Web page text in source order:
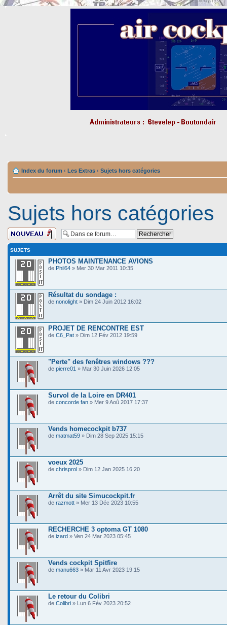
Index du forum ‹ Les Extras ‹ Sujets hors catégories
Sujets hors catégories
Ecrire un nouveau
sujet
SUJETS
PHOTOS MAINTENANCE AVIONS
de Phil64 » Mer 30 Mar 2011 10:35
Résultat du sondage :
de nonolight » Dim 24 Juin 2012 16:02
PROJET DE RENCONTRE EST
de C6_Pat » Dim 12 Fév 2012 19:59
"Perte" des fenêtres windows ???
de pierre01 » Mar 30 Juin 2026 12:05
Survol de la Loire en DR401
de concorde fan » Mer 9 Aoû 2017 17:37
Vends homecockpit b737
de matmat59 » Dim 28 Sep 2025 15:15
voeux 2025
de chrisprol » Dim 12 Jan 2025 16:20
Arrêt du site Simucockpit.fr
de razmott » Mer 13 Déc 2023 10:55
RECHERCHE 3 optoma GT 1080
de izard » Ven 24 Mar 2023 05:45
Vends cockpit Spitfire
de manu663 » Mar 11 Avr 2023 19:15
Le retour du Colibri
de Colibri » Lun 6 Fév 2023 20:52